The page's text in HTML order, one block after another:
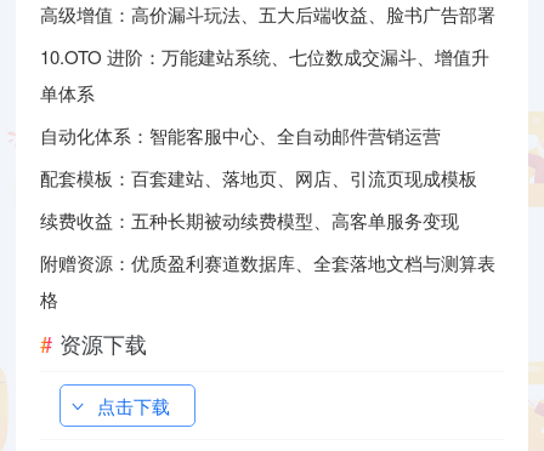
高级增值：高价漏斗玩法、五大后端收益、脸书广告部署
10.OTO 进阶：万能建站系统、七位数成交漏斗、增值升
单体系
自动化体系：智能客服中心、全自动邮件营销运营
配套模板：百套建站、落地页、网店、引流页现成模板
续费收益：五种长期被动续费模型、高客单服务变现
附赠资源：优质盈利赛道数据库、全套落地文档与测算表
格
资源下载
点击下载